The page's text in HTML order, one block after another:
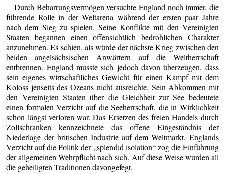
Durch Beharrungsvermögen versuchte England noch immer, die
führende Rolle in der Weltarena während der ersten paar Jahre
nach dem Sieg zu spielen, Seine Konflikte mit den Vereinigten
Staaten begannen einen offensichtlich bedrohlichen Charakter
anzunehmen. Es schien, als würde der nächste Krieg zwischen den
beiden angelsächsischen Anwärtern auf die Weltherrschaft
entbrennen. England musste sich jedoch davon überzeugen, dass
sein eigenes wirtschaftliches Gewicht für einen Kampf mit dem
Koloss jenseits des Ozeans nicht ausreichte. Sein Abkommen mit
den Vereinigten Staaten über die Gleichheit zur See bedeutete
einen formalen Verzicht auf die Seeherrschaft, die in Wirklichkeit
schon längst verloren war. Das Ersetzen des freien Handels durch
Zollschranken kennzeichnete das offene Eingeständnis der
Niederlage der britischen Industrie auf dem Weltmarkt. Englands
Verzicht auf die Politik der „splendid isolation“ zog die Einführung
der allgemeinen Wehrpflicht nach sich. Auf diese Weise wurden all
die geheiligten Traditionen davongefegt.